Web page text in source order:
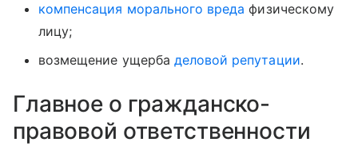
компенсация морального вреда физическому
лицу;
возмещение ущерба деловой репутации.
Главное о гражданско-
правовой ответственности